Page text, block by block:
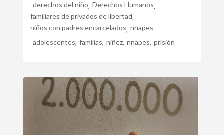
derechos del niño, Derechos Humanos,
familiares de privados de libertad,
niños con padres encarcelados, nnapes
adolescentes, familias, niñez, nnapes, prisión